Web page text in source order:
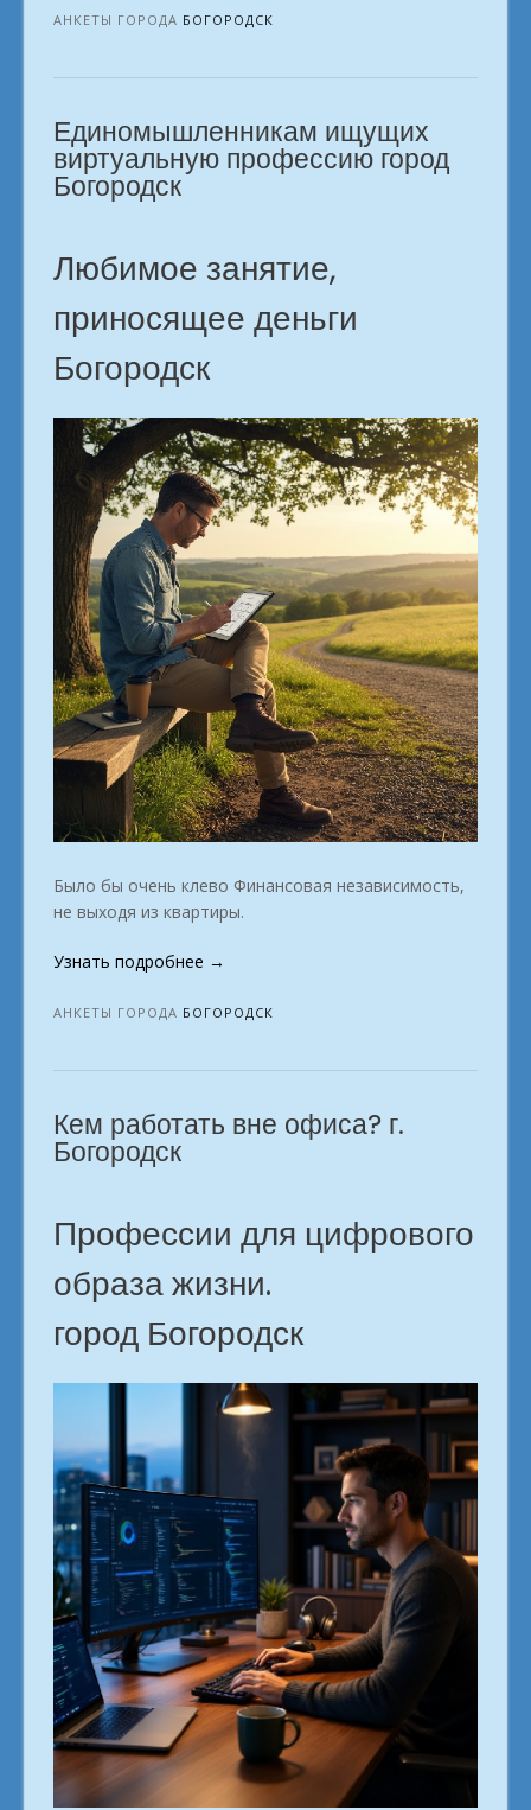
Пора
Богородск»
АНКЕТЫ ГОРОДА БОГОРОДСК
Единомышленникам ищущих
виртуальную профессию город
Богородск
Любимое занятие,
приносящее деньги
Богородск
Было бы очень клево Финансовая независимость,
не выходя из квартиры.
Узнать подробнее «Единомышленникам
виртуальную
→
АНКЕТЫ ГОРОДА БОГОРОДСК
Кем работать вне офиса? г.
Богородск
Профессии для цифрового
образа жизни.
город Богородск